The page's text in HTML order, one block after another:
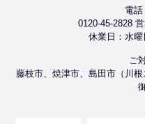
電話
0120-45-2828
休業日：水曜
ご
藤枝市、焼津市、島田市（川根